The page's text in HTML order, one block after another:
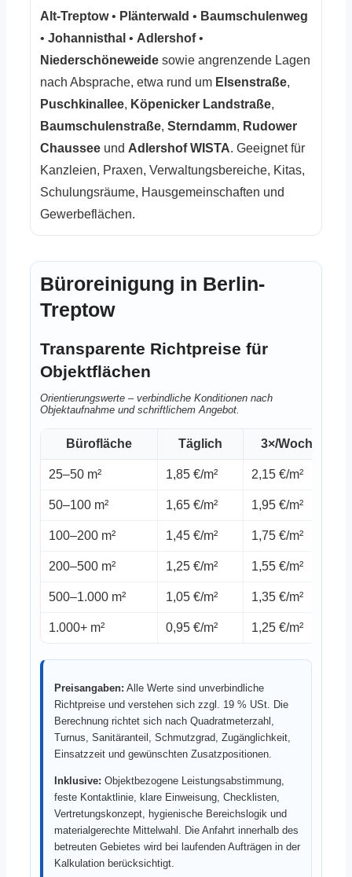
Alt-Treptow• Plänterwald • Baumschulenweg
• Johannisthal • Adlershof•
Niederschöneweide sowie angrenzende Lagen
nach Absprache, etwa rund um Elsenstraße,
Puschkinallee, Köpenicker Landstraße,
Baumschulenstraße, Sterndamm, Rudower
Chaussee und Adlershof WISTA. Geeignet für
Kanzleien, Praxen, Verwaltungsbereiche, Kitas,
Schulungsräume, Hausgemeinschaften und
Gewerbeflächen.
Büroreinigung in Berlin-
Treptow
Transparente Richtpreise für
Objektflächen
Orientierungswerte – verbindliche Konditionen nach
Objektaufnahme und schriftlichem Angebot.
Bürofläche Täglich 3×/Woche
25–50 m² 1,85 €/m² 2,15 €/m²
50–100 m² 1,65 €/m² 1,95 €/m²
100–200 m² 1,45 €/m² 1,75 €/m²
200–500 m² 1,25 €/m² 1,55 €/m²
500–1.000 m² 1,05 €/m² 1,35 €/m²
1.000+ m² 0,95 €/m² 1,25 €/m²
Preisangaben: Alle Werte sind unverbindliche
Richtpreise und verstehen sich zzgl. 19 % USt. Die
Berechnung richtet sich nach Quadratmeterzahl,
Turnus, Sanitäranteil, Schmutzgrad, Zugänglichkeit,
Einsatzzeit und gewünschten Zusatzpositionen.
Inklusive: Objektbezogene Leistungsabstimmung,
feste Kontaktlinie, klare Einweisung, Checklisten,
Vertretungskonzept, hygienische Bereichslogik und
materialgerechte Mittelwahl. Die Anfahrt innerhalb des
betreuten Gebietes wird bei laufenden Aufträgen in der
Kalkulation berücksichtigt.